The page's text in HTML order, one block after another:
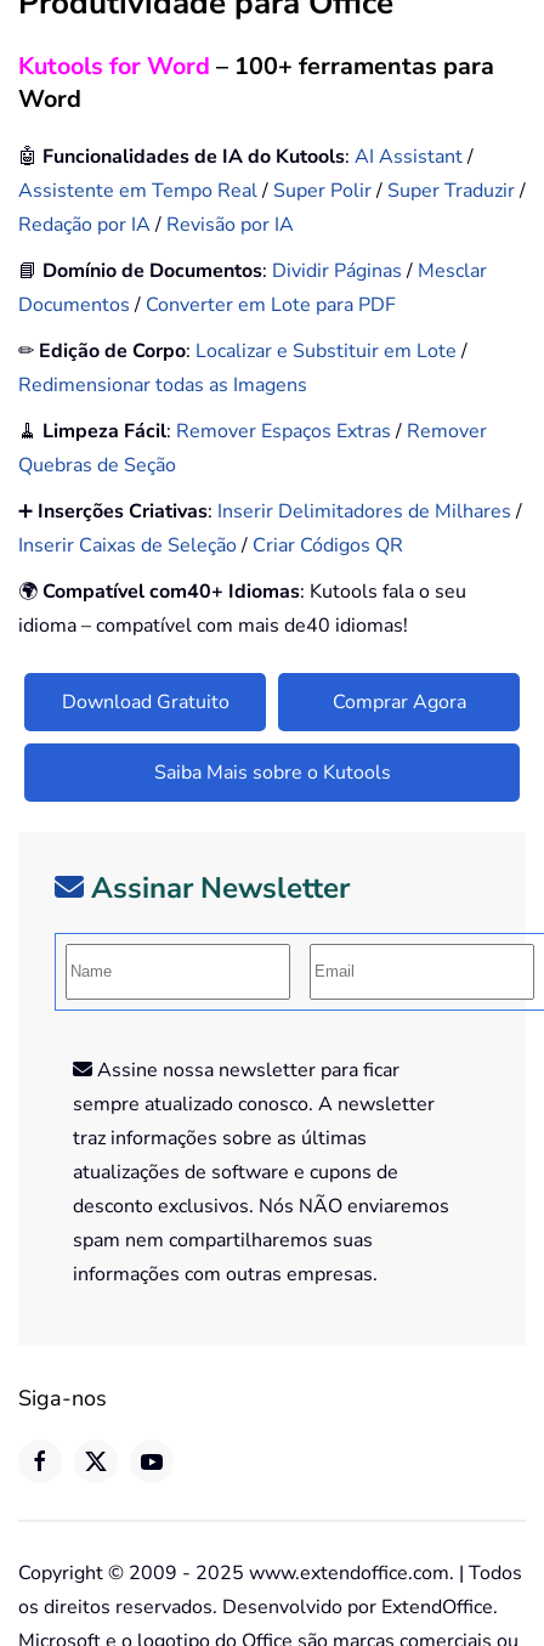
Kutools for Word – 100+ ferramentas para
Word
🤖 Funcionalidades de IA do Kutools: AI Assistant/
Assistente em Tempo Real/ Super Polir/ Super Traduzir/
Redação por IA/ Revisão por IA
📘 Domínio de Documentos: Dividir Páginas/ Mesclar
Documentos/ Converter em Lote para PDF
✏ Edição de Corpo: Localizar e Substituir em Lote/
Redimensionar todas as Imagens
🧹 Limpeza Fácil: Remover Espaços Extras/ Remover
Quebras de Seção
➕ Inserções Criativas: Inserir Delimitadores de Milhares/
Inserir Caixas de Seleção/ Criar Códigos QR
🌍Compatível com40+ Idiomas: Kutools fala o seu
idioma – compatível com mais de40 idiomas!
Download Gratuito Comprar Agora
Saiba Mais sobre o Kutools
Assinar Newsletter
Assine nossa newsletter para ficar
sempre atualizado conosco. A newsletter
traz informações sobre as últimas
atualizações de software e cupons de
desconto exclusivos. Nós NÃO enviaremos
spam nem compartilharemos suas
informações com outras empresas.
Siga-nos
Copyright © 2009 - 2025 www.extendoffice.com. | Todos
os direitos reservados. Desenvolvido por ExtendOffice.
Microsoft e o logotipo do Office são marcas comerciais ou